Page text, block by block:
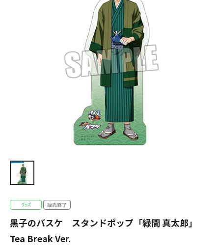
黒子のバスケ スタンドポップ「緑間 真太郎」
Tea Break Ver.